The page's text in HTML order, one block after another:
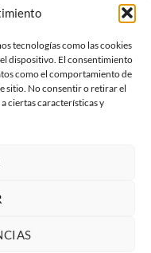
tecnologías como las cookies
dispositivo. El consentimiento
como el comportamiento de
sitio. No consentir o retirar el
ciertas características y